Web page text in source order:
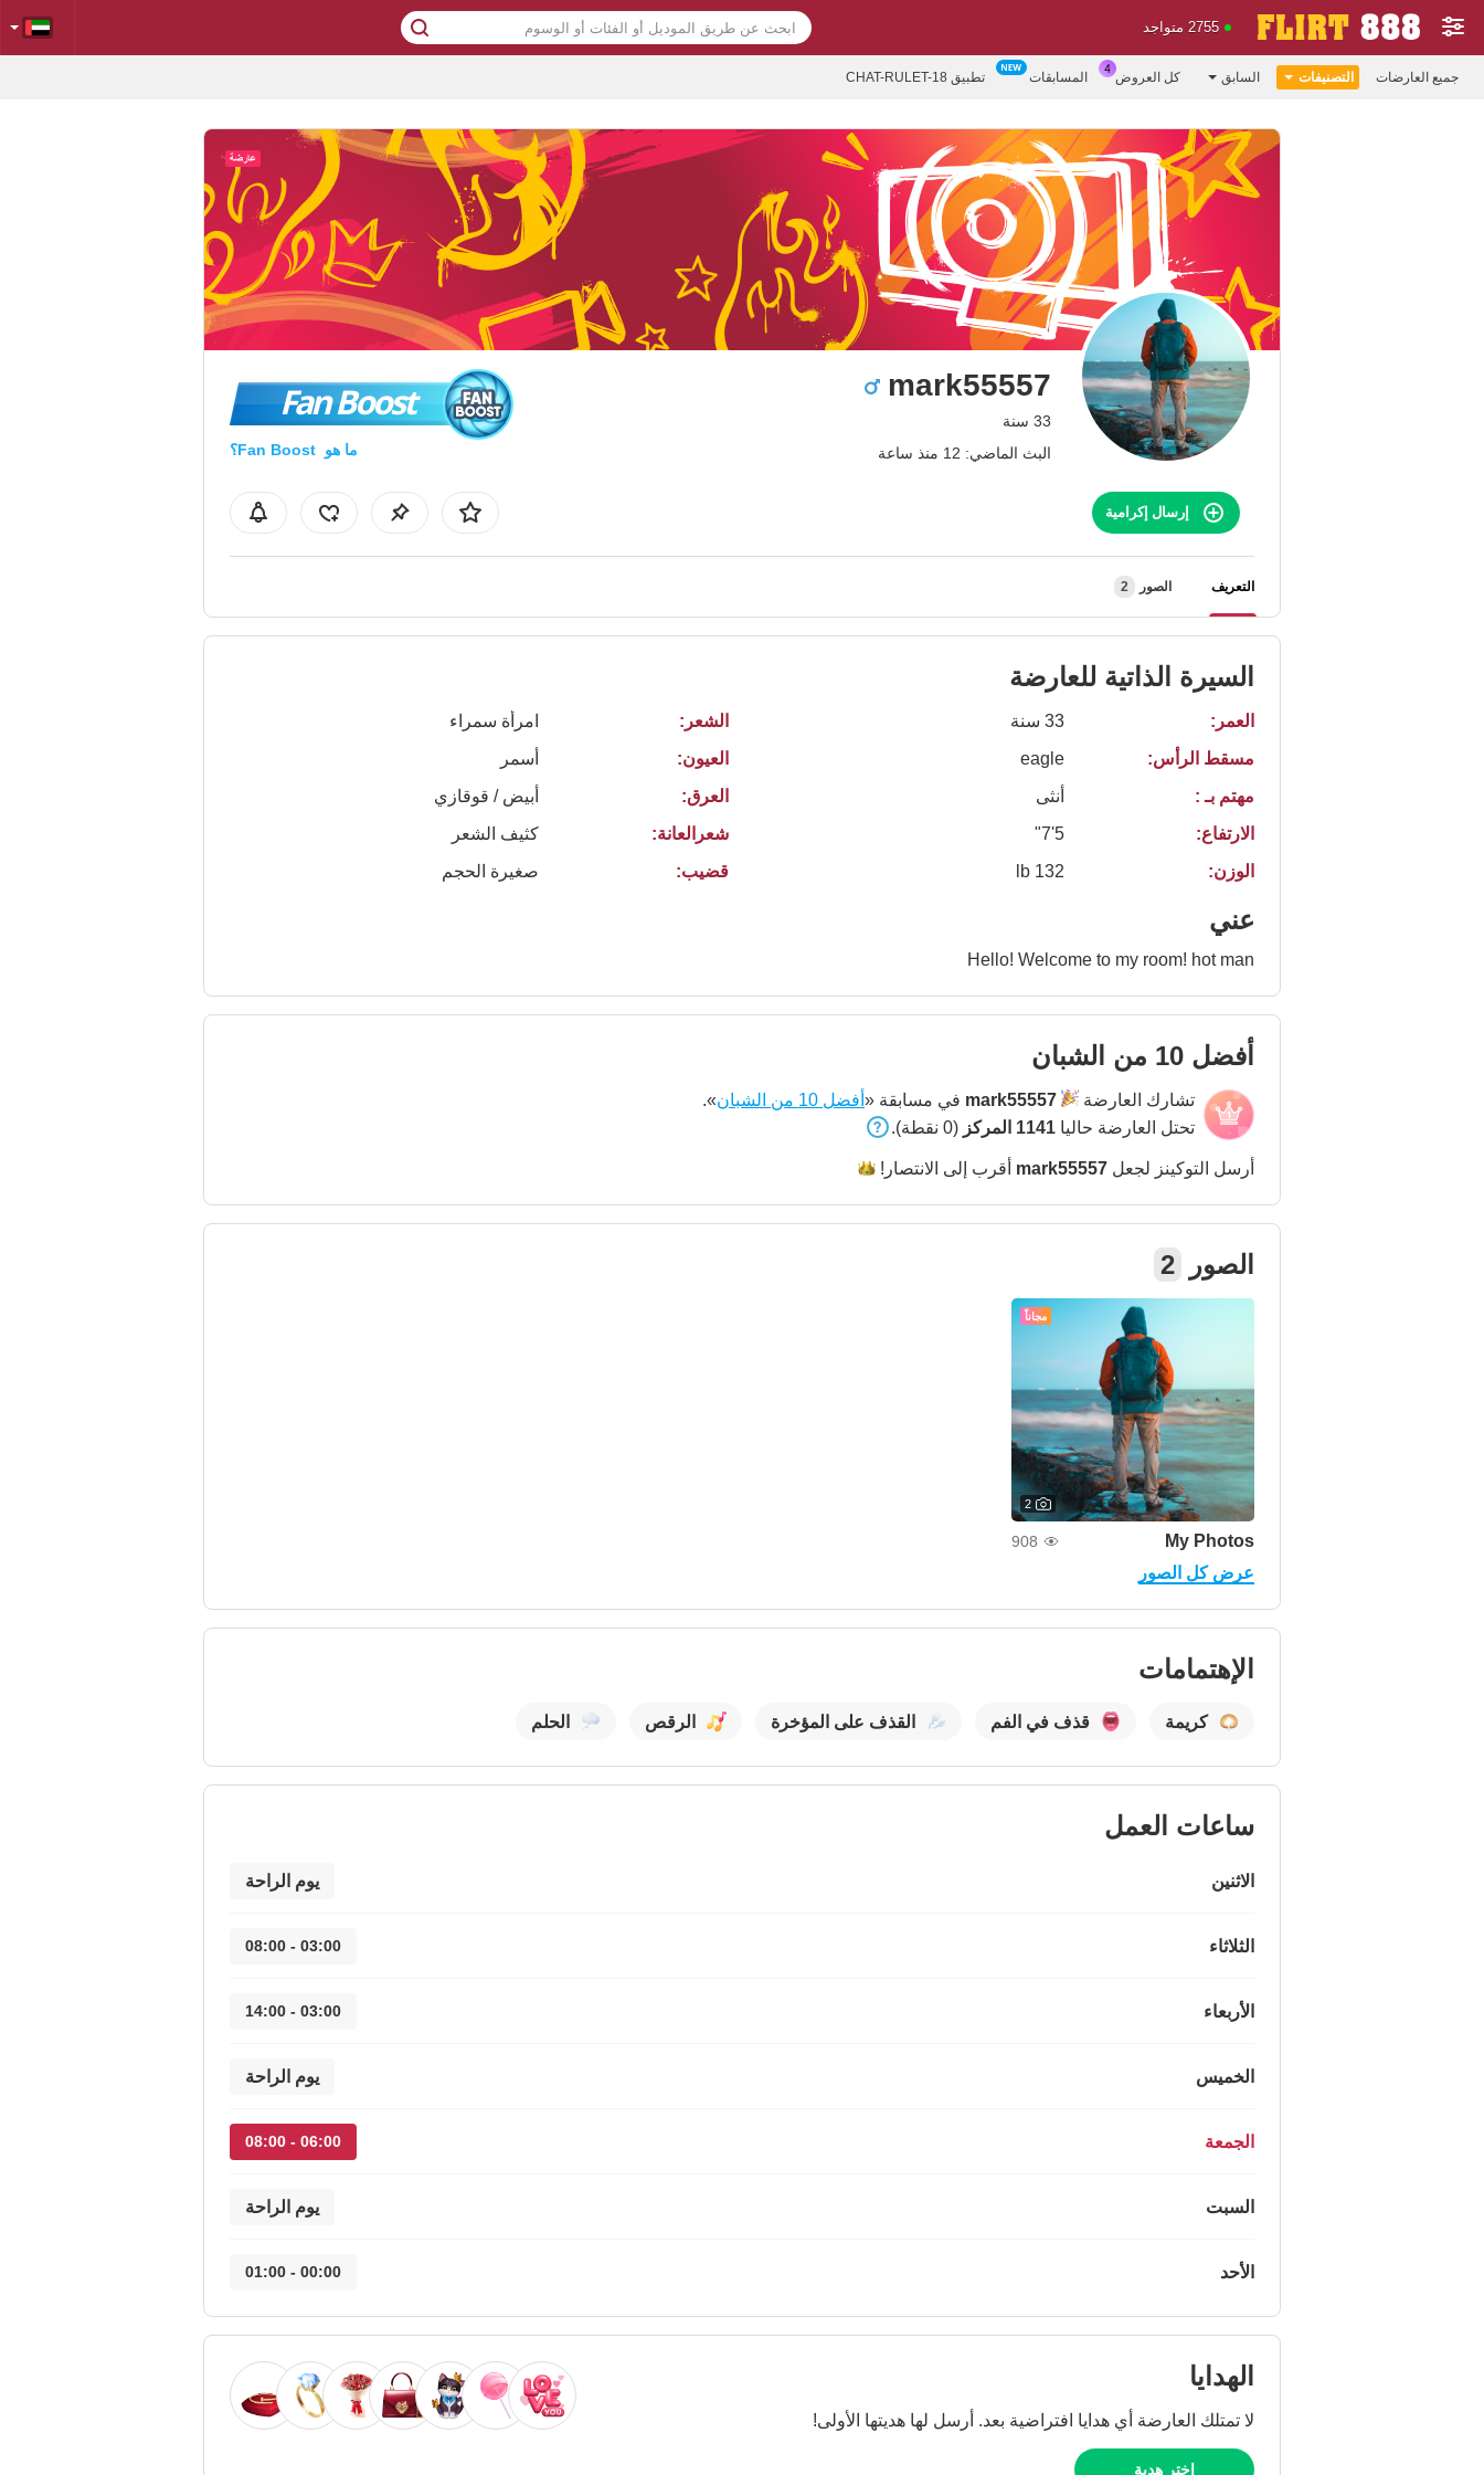
2755 متواجد
جميع العارضات التصنيفات السابق كل العروض المسابقات تطبيق CHAT-RULET-18
mark55557
33 سنة
البث الماضي: 12 منذ ساعة
Fan Boost
ما هو Fan Boost؟
إرسال إكرامية
التعريف الصور 2
السيرة الذاتية للعارضة
العمر:
33 سنة
مسقط الرأس:
eagle
مهتم بـ :
أنثى
الارتفاع:
5'7"
الوزن:
132 lb
الشعر:
امرأة سمراء
العيون:
أسمر
العرق:
أبيض / قوقازي
شعرالعانة:
كثيف الشعر
قضيب:
صغيرة الحجم
عني
Hello! Welcome to my room! hot man
أفضل 10 من الشبان
تشارك العارضة mark55557 في مسابقة « أفضل 10 من الشبان
».
تحتل العارضة حاليا 1141 المركز (0 نقطة).
أرسل التوكينز لجعل mark55557 أقرب إلى الانتصار!
الصور 2
مجاناً
2
My Photos
908
عرض كل الصور
الإهتمامات
كريمة قذف في الفم القذف على المؤخرة الرقص الحلم
ساعات العمل
الاثنين يوم الراحة
الثلاثاء 03:00 - 08:00
الأربعاء 03:00 - 14:00
الخميس يوم الراحة
الجمعة 06:00 - 08:00
السبت يوم الراحة
الأحد 00:00 - 01:00
الهدايا
لا تمتلك العارضة أي هدايا افتراضية بعد. أرسل لها هديتها الأولى!
اختر هدية